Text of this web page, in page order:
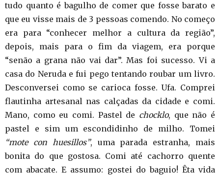
tudo quanto é bagulho de comer que fosse barato e
que eu visse mais de 3 pessoas comendo. No começo
era para “conhecer melhor a cultura da região”,
depois, mais para o fim da viagem, era porque
“senão a grana não vai dar”. Mas foi sucesso. Vi a
casa do Neruda e fui pego tentando roubar um livro.
Desconversei como se carioca fosse. Ufa. Comprei
flautinha artesanal nas calçadas da cidade e comi.
Mano, como eu comi. Pastel de chocklo, que não é
pastel e sim um escondidinho de milho. Tomei
“mote con huesillos”, uma parada estranha, mais
bonita do que gostosa. Comi até cachorro quente
com abacate. E assumo: gostei do baguio! Êta vida